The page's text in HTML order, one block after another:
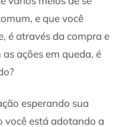
e que você
é através da compra e
as ações em queda, é
esperando sua
você está adotando a